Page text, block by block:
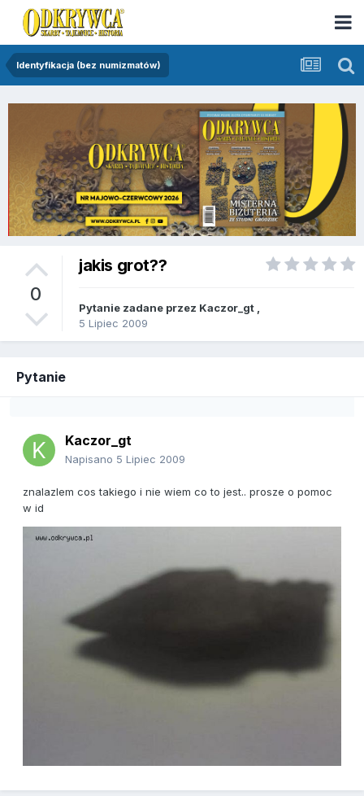
Identyfikacja (bez numizmatów)
0
jakis grot??
Pytanie zadane przez Kaczor_gt
5 Lipiec 2009
Pytanie
Kaczor_gt
Napisano 5 Lipiec 2009
znalazlem cos takiego i nie wiem co to jest.. prosze o pomoc
w id